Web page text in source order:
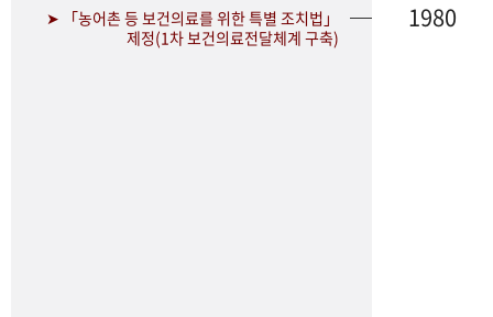
➤ 「농어촌 등 보건의료를 위한 특별 조치법」
제정(1차 보건의료전달체계 구축)
1980